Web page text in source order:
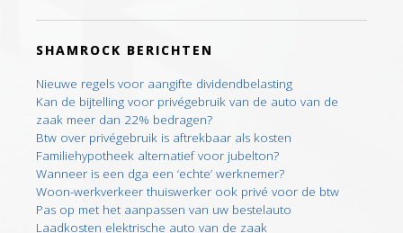
SHAMROCK BERICHTEN
Nieuwe regels voor aangifte dividendbelasting
Kan de bijtelling voor privégebruik van de auto van de
zaak meer dan 22% bedragen?
Btw over privégebruik is aftrekbaar als kosten
Familiehypotheek alternatief voor jubelton?
Wanneer is een dga een ‘echte’ werknemer?
Woon-werkverkeer thuiswerker ook privé voor de btw
Pas op met het aanpassen van uw bestelauto
Laadkosten elektrische auto van de zaak